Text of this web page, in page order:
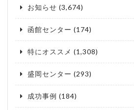
お知らせ (3,674)
函館センター (174)
特にオススメ (1,308)
盛岡センター (293)
成功事例 (184)